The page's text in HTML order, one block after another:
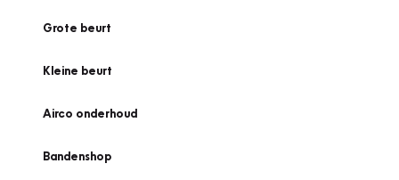
Grote beurt
Kleine beurt
Airco onderhoud
Bandenshop